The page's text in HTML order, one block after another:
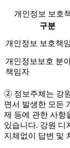
개인정보 보호
구분
개인정보 보호책
개인정보보호 분
책임자
➁ 정보주체는 강
면서 발생한 모든
제 등에 관한 사항
있습니다. 강원 디
지체없이 답변 및